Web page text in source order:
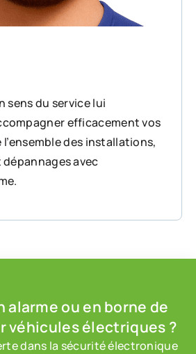
sens du service lui
efficacement vos
des installations,
avec
alarme ou en borne de
véhicules électriques ?
dans la sécurité électronique